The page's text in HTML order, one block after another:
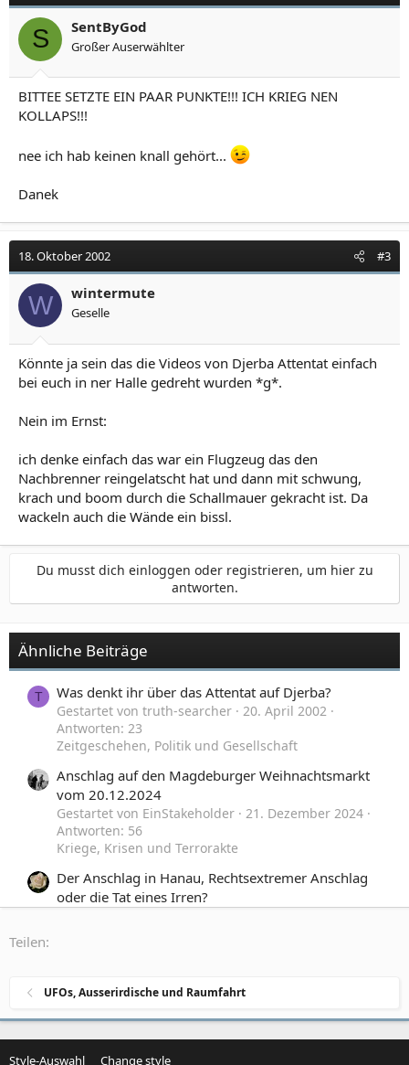
S SentByGod
Großer Auserwählter
BITTEE SETZTE EIN PAAR PUNKTE!!! ICH KRIEG NEN
KOLLAPS!!!
nee ich hab keinen knall gehört...
Danek
18. Oktober 2002 #3
W wintermute
Geselle
Könnte ja sein das die Videos von Djerba Attentat einfach
bei euch in ner Halle gedreht wurden *g*.
Nein im Ernst:
ich denke einfach das war ein Flugzeug das den
Nachbrenner reingelatscht hat und dann mit schwung,
krach und boom durch die Schallmauer gekracht ist. Da
wackeln auch die Wände ein bissl.
Du musst dich einloggen oder registrieren, um hier zu
antworten.
Ähnliche Beiträge
T Was denkt ihr über das Attentat auf Djerba?
Gestartet von truth-searcher
20. April 2002
Antworten: 23
Zeitgeschehen, Politik und Gesellschaft
Anschlag auf den Magdeburger Weihnachtsmarkt
vom 20.12.2024
Gestartet von EinStakeholder
21. Dezember 2024
Antworten: 56
Kriege, Krisen und Terrorakte
Der Anschlag in Hanau, Rechtsextremer Anschlag
oder die Tat eines Irren?
Anschlag in München gemacht haben?
Gestartet von Hinz 23. Juli 2016
Antworten: 11
Kriege, Krisen und Terrorakte
Teilen:
UFOs, Ausserirdische und Raumfahrt
Style-Auswahl Change style